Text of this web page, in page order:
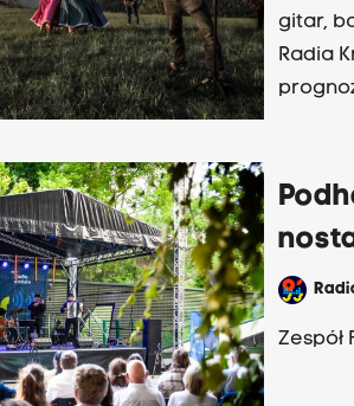
gitar,
Radia
Zespół